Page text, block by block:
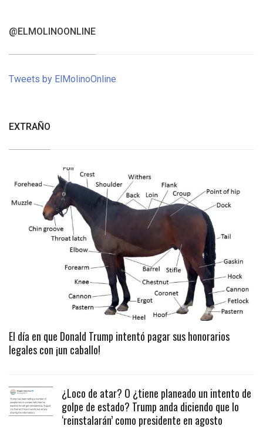
@ELMOLINOONLINE
Tweets by ElMolinoOnline
EXTRAÑO
El día en que Donald Trump intentó pagar sus honorarios
legales con ¡un caballo!
¿Loco de atar? O ¿tiene planeado un intento de
golpe de estado? Trump anda diciendo que lo
‘reinstalarán’ como presidente en agosto